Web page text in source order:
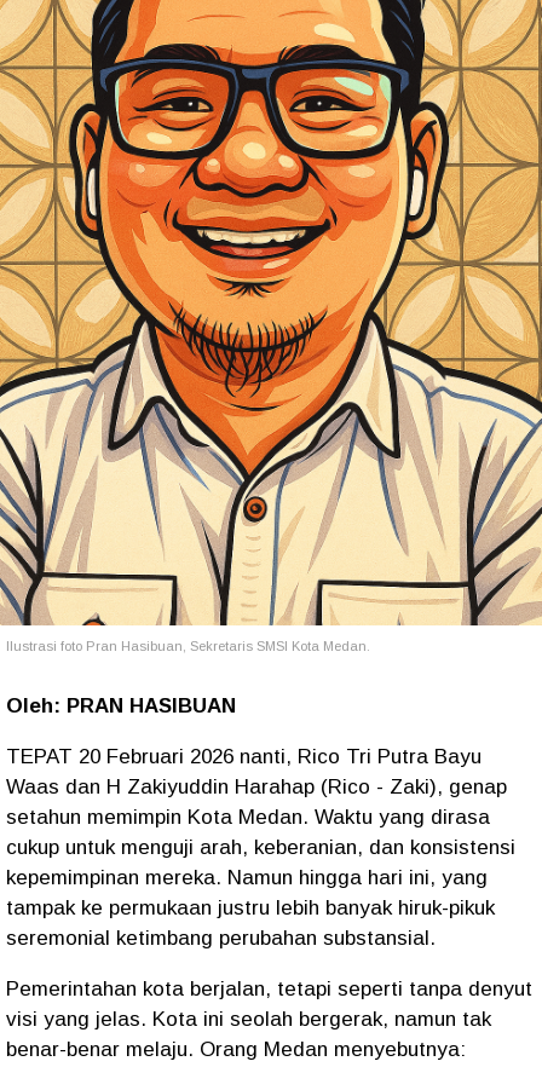
Ilustrasi foto Pran Hasibuan, Sekretaris SMSI Kota Medan.
Oleh: PRAN HASIBUAN
TEPAT 20 Februari 2026 nanti, Rico Tri Putra Bayu
Waas dan H Zakiyuddin Harahap (Rico - Zaki), genap
setahun memimpin Kota Medan. Waktu yang dirasa
cukup untuk menguji arah, keberanian, dan konsistensi
kepemimpinan mereka. Namun hingga hari ini, yang
tampak ke permukaan justru lebih banyak hiruk-pikuk
seremonial ketimbang perubahan substansial.
Pemerintahan kota berjalan, tetapi seperti tanpa denyut
visi yang jelas. Kota ini seolah bergerak, namun tak
benar-benar melaju. Orang Medan menyebutnya: